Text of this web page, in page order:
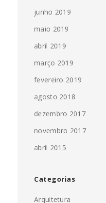
junho 2019
maio 2019
abril 2019
março 2019
fevereiro 2019
agosto 2018
dezembro 2017
novembro 2017
abril 2015
Categorias
Arquitetura